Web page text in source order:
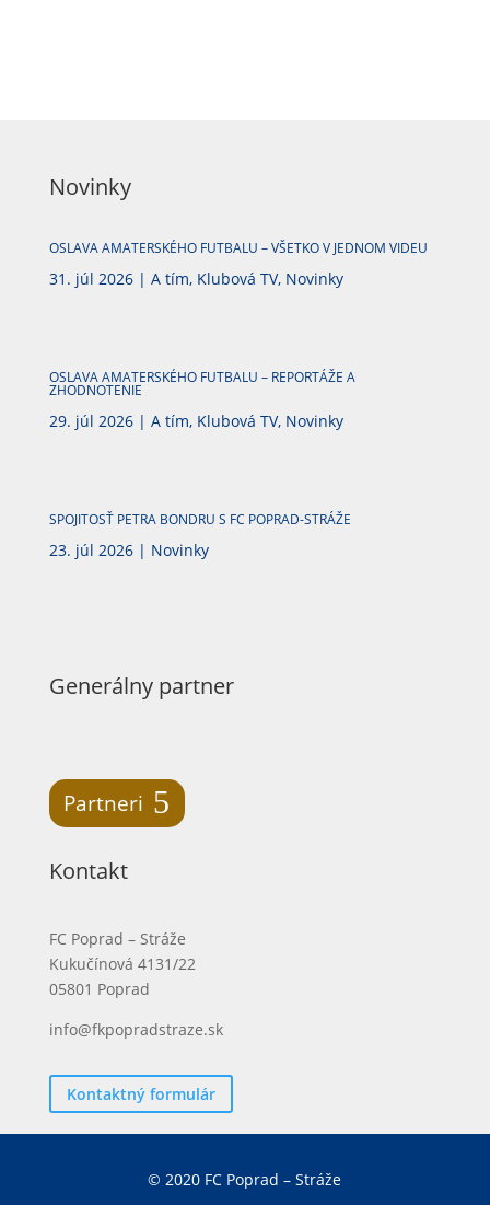
Novinky
OSLAVA AMATERSKÉHO FUTBALU – VŠETKO V JEDNOM VIDEU
31. júl 2026| A tím, Klubová TV, Novinky
OSLAVA AMATERSKÉHO FUTBALU – REPORTÁŽE A
ZHODNOTENIE
29. júl 2026| A tím, Klubová TV, Novinky
SPOJITOSŤ PETRA BONDRU S FC POPRAD-STRÁŽE
23. júl 2026| Novinky
Generálny partner
Partneri
Kontakt
FC Poprad – Stráže
Kukučínová 4131/22
05801 Poprad
info@fkpopradstraze.sk
Kontaktný formulár
© 2020 FC Poprad – Stráže